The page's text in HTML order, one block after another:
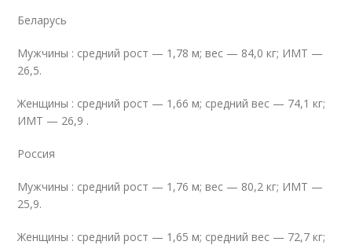
Беларусь
Мужчины : средний рост — 1,78 м; вес — 84,0 кг; ИМТ —
26,5.
Женщины : средний рост — 1,66 м; средний вес — 74,1 кг;
ИМТ — 26,9 .
Россия
Мужчины : средний рост — 1,76 м; вес — 80,2 кг; ИМТ —
25,9.
Женщины : средний рост — 1,65 м; средний вес — 72,7 кг;